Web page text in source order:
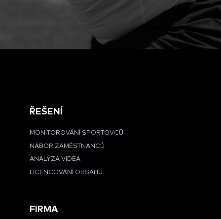
ŘEŠENÍ
MONITOROVÁNÍ SPORTOVCŮ
NÁBOR ZAMĚSTNANCŮ
ANALÝZA VIDEA
LICENCOVÁNÍ OBSAHU
FIRMA